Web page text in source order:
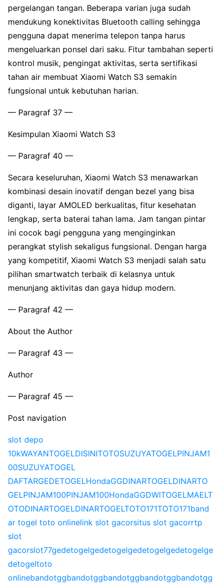
pergelangan tangan. Beberapa varian juga sudah
mendukung konektivitas Bluetooth calling sehingga
pengguna dapat menerima telepon tanpa harus
mengeluarkan ponsel dari saku. Fitur tambahan seperti
kontrol musik, pengingat aktivitas, serta sertifikasi
tahan air membuat Xiaomi Watch S3 semakin
fungsional untuk kebutuhan harian.
— Paragraf 37 —
Kesimpulan Xiaomi Watch S3
— Paragraf 40 —
Secara keseluruhan, Xiaomi Watch S3 menawarkan
kombinasi desain inovatif dengan bezel yang bisa
diganti, layar AMOLED berkualitas, fitur kesehatan
lengkap, serta baterai tahan lama. Jam tangan pintar
ini cocok bagi pengguna yang menginginkan
perangkat stylish sekaligus fungsional. Dengan harga
yang kompetitif, Xiaomi Watch S3 menjadi salah satu
pilihan smartwatch terbaik di kelasnya untuk
menunjang aktivitas dan gaya hidup modern.
— Paragraf 42 —
About the Author
— Paragraf 43 —
Author
— Paragraf 45 —
Post navigation
slot depo
10kWAYANTOGELDISINITOTOSUZUYATOGELPINJAM1
00SUZUYATOGEL
DAFTARGEDETOGELHondaGGDINARTOGELDINARTO
GELPINJAM100PINJAM100HondaGGDWITOGELMAELT
OTODINARTOGELDINARTOGELTOTO171TOTO171band
ar togel toto onlinelink slot gacorsitus slot gacorrtp
slot
gacorslot77gedetogelgedetogelgedetogelgedetogelge
detogeltoto
onlinebandotggbandotggbandotggbandotggbandotgg